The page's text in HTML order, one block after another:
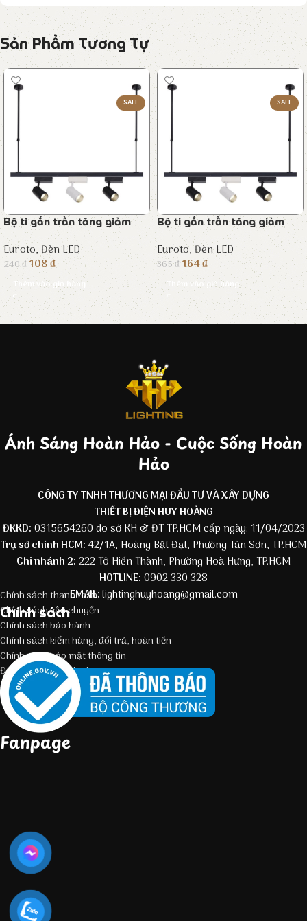
Sản Phẩm Tương Tự
SALE
Bộ ti gắn trần tăng giảm
Euroto,Đèn LED
240₫108₫
Thêm vào giỏ hàng
SALE
Bộ ti gắn trần tăng giảm
Euroto,Đèn LED
365₫164₫
Thêm vào giỏ hàng
Ánh Sáng Hoàn Hảo - Cuộc Sống Hoàn
Hảo
CÔNG TY TNHH THƯƠNG MẠI ĐẦU TƯ VÀ XÂY DỰNG
THIẾT BỊ ĐIỆN HUY HOÀNG
ĐKKD: 0315654260 do sở KH & ĐT TP.HCM cấp ngày: 11/04/2023
Trụ sở chính HCM:42/1A, Hoàng Bật Đạt, Phường Tân Sơn, TP.HCM
Chi nhánh 2: 222 Tô Hiến Thành, Phường Hoà Hưng, TP.HCM
HOTLINE: 0902 330 328
EMAIL:lightinghuyhoang@gmail.com
Chính sách
Chính sách thanh toán
Chính sách vận chuyển
Chính sách bảo hành
Chính sách kiểm hàng, đổi trả, hoàn tiền
Chính sách bảo mật thông tin
Điều kiện giao dịch chung
Fanpage